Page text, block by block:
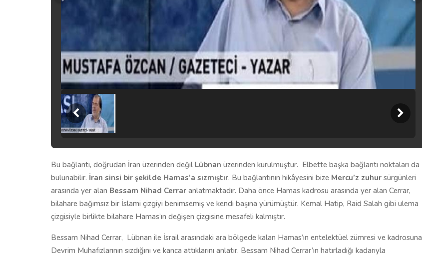
Bu bağlantı, doğrudan İran üzerinden değil Lübnan üzerinden kurulmuştur. Elbette başka bağlantı noktaları da
bulunabilir. İran sinsi bir şekilde Hamas’a sızmıştır. Bu bağlantının hikâyesini bize Mercu’z zuhur sürgünleri
arasında yer alan Bessam Nihad Cerrar anlatmaktadır. Daha önce Hamas kadrosu arasında yer alan Cerrar,
bilahare bağımsız bir İslami çizgiyi benimsemiş ve kendi başına yürümüştür. Kemal Hatip, Raid Salah gibi ulema
çizgisiyle birlikte bilahare Hamas’ın değişen çizgisine mesafeli kalmıştır.
Bessam Nihad Cerrar, Lübnan ile İsrail arasındaki ara bölgede kalan Hamas’ın entelektüel zümresi ve kadrosuna
Devrim Muhafızlarının sızdığını ve kanca attıklarını anlatır. Bessam Nihad Cerrar’ın hatırladığı kadarıyla